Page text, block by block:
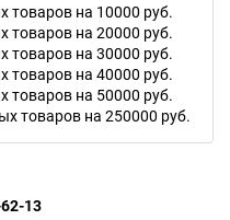
товаров на 10000 руб.
товаров на 20000 руб.
товаров на 30000 руб.
товаров на 40000 руб.
товаров на 50000 руб.
товаров на 250000 руб.
13